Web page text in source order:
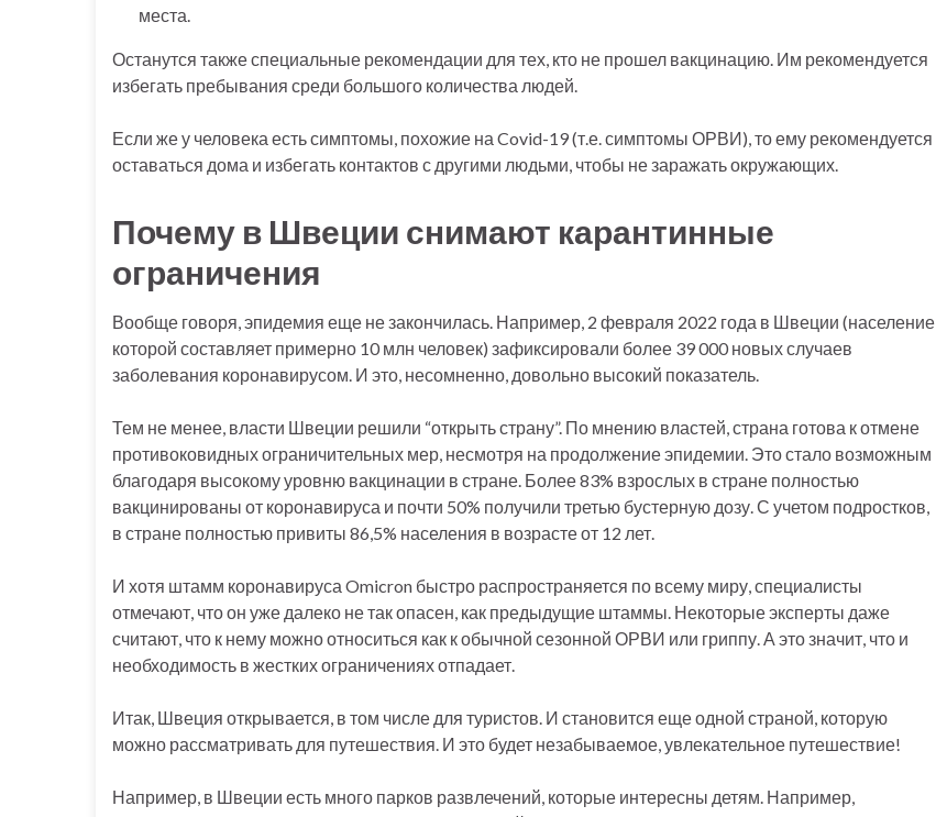
места.
Останутся также специальные рекомендации для тех, кто не прошел вакцинацию. Им рекомендуется
избегать пребывания среди большого количества людей.
Если же у человека есть симптомы, похожие на Covid-19 (т.е. симптомы ОРВИ), то ему рекомендуется
оставаться дома и избегать контактов с другими людьми, чтобы не заражать окружающих.
Почему в Швеции снимают карантинные
ограничения
Вообще говоря, эпидемия еще не закончилась. Например, 2 февраля 2022 года в Швеции (население
которой составляет примерно 10 млн человек) зафиксировали более 39 000 новых случаев
заболевания коронавирусом. И это, несомненно, довольно высокий показатель.
Тем не менее, власти Швеции решили “открыть страну”. По мнению властей, страна готова к отмене
противоковидных ограничительных мер, несмотря на продолжение эпидемии. Это стало возможным
благодаря высокому уровню вакцинации в стране. Более 83% взрослых в стране полностью
вакцинированы от коронавируса и почти 50% получили третью бустерную дозу. С учетом подростков,
в стране полностью привиты 86,5% населения в возрасте от 12 лет.
И хотя штамм коронавируса Omicron быстро распространяется по всему миру, специалисты
отмечают, что он уже далеко не так опасен, как предыдущие штаммы. Некоторые эксперты даже
считают, что к нему можно относиться как к обычной сезонной ОРВИ или гриппу. А это значит, что и
необходимость в жестких ограничениях отпадает.
Итак, Швеция открывается, в том числе для туристов. И становится еще одной страной, которую
можно рассматривать для путешествия. И это будет незабываемое, увлекательное путешествие!
Например, в Швеции есть много парков развлечений, которые интересны детям. Например,